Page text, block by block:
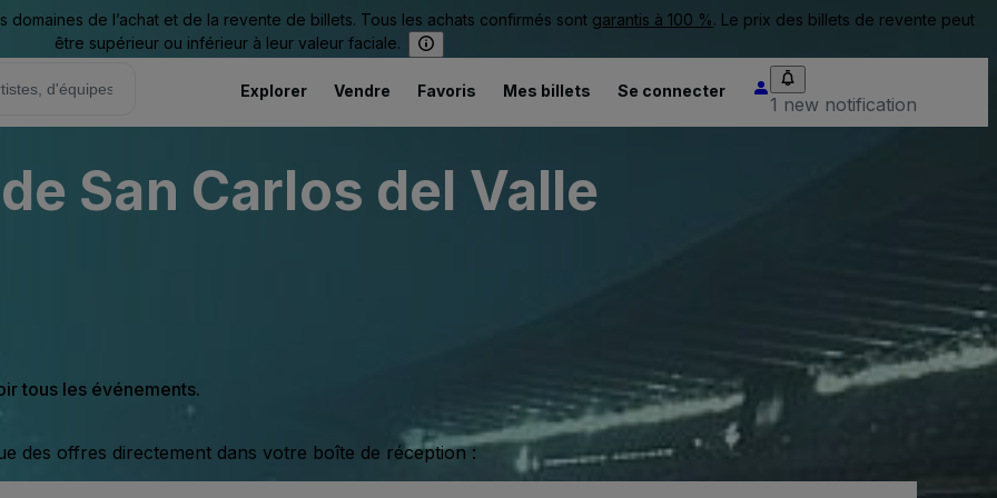
de l’achat et de la revente de billets. Tous les achats confirmés sont garantis à 100 %. Le prix des billets de revente peut
être supérieur ou inférieur à leur valeur faciale.
Explorer Vendre Favoris Mes billets Se connecter
1 new notification
San Carlos del Valle
tous les événements.
des offres directement dans votre boîte de réception :